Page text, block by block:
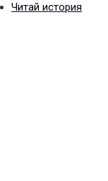
Читай история